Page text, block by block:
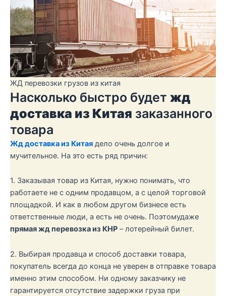
ЖД перевозки грузов из китая
Насколько быстро будет жд
доставка из Китая заказанного
товара
Жд доставка из Китая дело очень долгое и
мучительное. На это есть ряд причин:
1. Заказывая товар из Китая, нужно понимать, что
работаете не с одним продавцом, а с целой торговой
площадкой. И как в любом другом бизнесе есть
ответственные люди, а есть не очень. Поэтомудаже
прямая жд перевозка из КНР – лотерейный билет.
2. Выбирая продавца и способ доставки товара,
покупатель всегда до конца не уверен в отправке товара
именно этим способом. Ни одному заказчику не
гарантируется отсутствие задержки груза при